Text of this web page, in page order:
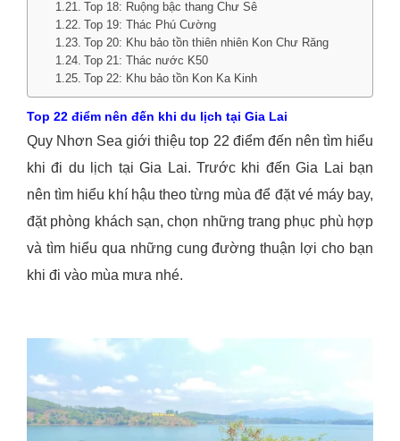
Top 18: Ruộng bậc thang Chư Sê
Top 19: Thác Phú Cường
Top 20: Khu bảo tồn thiên nhiên Kon Chư Răng
Top 21: Thác nước K50
Top 22: Khu bảo tồn Kon Ka Kinh
Top 22 điểm nên đến khi du lịch tại Gia Lai
Quy Nhơn Sea giới thiệu top 22 điểm đến nên tìm hiểu
khi đi du lịch tại Gia Lai. Trước khi đến Gia Lai bạn
nên tìm hiểu khí hậu theo từng mùa để đặt vé máy bay,
đặt phòng khách sạn, chọn những trang phục phù hợp
và tìm hiểu qua những cung đường thuận lợi cho bạn
khi đi vào mùa mưa nhé.